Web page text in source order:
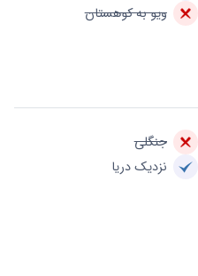
ویو به کوهستان
جنگلی
نزدیک دریا